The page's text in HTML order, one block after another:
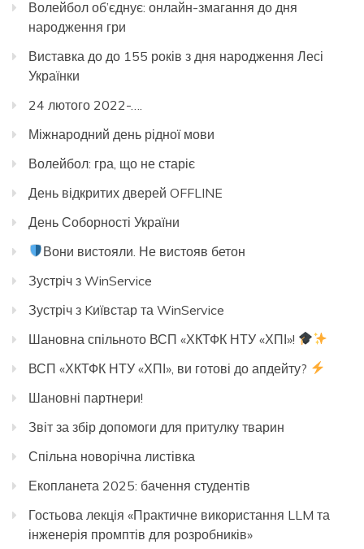
Волейбол об’єднує: онлайн-змагання до дня
народження гри
Виставка до до 155 років з дня народження Лесі
Українки
24 лютого 2022-….
Міжнародний день рідної мови
Волейбол: гра, що не старіє
День відкритих дверей OFFLINE
День Соборності України
Вони вистояли. Не вистояв бетон
Зустріч з WinService
Зустріч з Kиївстар та WinService
Шановна спільното ВСП «ХКТФК НТУ «ХПІ»!
ВСП «ХКТФК НТУ «ХПІ», ви готові до апдейту?
Шановні партнери!
Звіт за збір допомоги для притулку тварин
Спільна новорічна листівка
Екопланета 2025: бачення студентів
Гостьова лекція «Практичне використання LLM та
інженерія промптів для розробників»